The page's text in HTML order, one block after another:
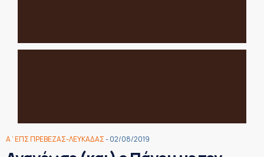
Α΄ΕΠΣ ΠΡΕΒΕΖΑΣ-ΛΕΥΚΑΔΑΣ- 02/08/2019